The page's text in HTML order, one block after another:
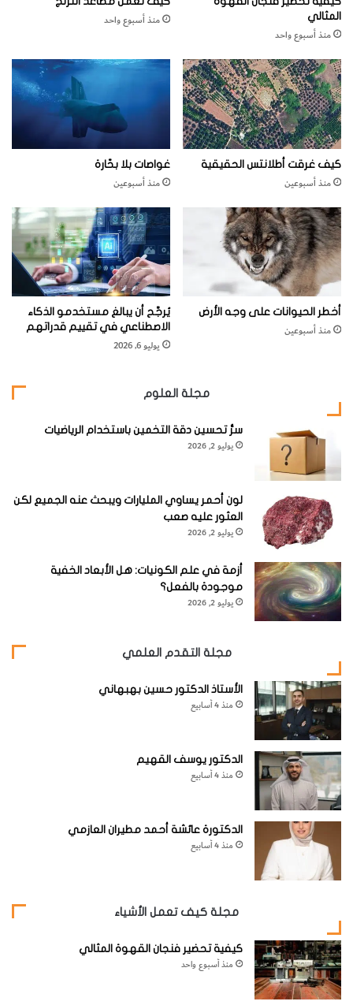
أ
ل
و
ا
ن
المثالي
منذ أسبوع واحد
منذ أسبوع واحد
كيف غرقت أطلانتس الحقيقية
منذ أسبوعين
غواصات بلا بحّارة
منذ أسبوعين
أخطر الحيوانات على وجه الأرض
منذ أسبوعين
يُرجَّح أن يبالغ مستخدمو الذكاء
الاصطناعي في تقييم قدراتهم
يوليو 6, 2026
مجلة العلوم
سرُّ تحسين دقة التخمين باستخدام الرياضيات
يوليو 2, 2026
لون أحمر يساوي المليارات ويبحث عنه الجميع لكن
العثور عليه صعب
يوليو 2, 2026
أزمة في علم الكونيات: هل الأبعاد الخفية
موجودة بالفعل؟
يوليو 2, 2026
مجلة التقدم العلمي
الأستاذ الدكتور حسين بهبهاني
منذ 4 أسابيع
الدكتور يوسف القهيم
منذ 4 أسابيع
الدكتورة عائشة أحمد مطيران العازمي
منذ 4 أسابيع
مجلة كيف تعمل الأشياء
كيفية تحضير فنجان القهوة المثالي
منذ أسبوع واحد